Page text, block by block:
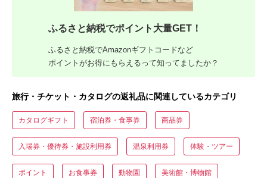
ふるさと納税でポイント大量GET！
ふるさと納税でAmazonギフトコードなど
ポイントがお得にもらえるって知ってましたか？
旅行・チケット・カタログの返礼品に関連しているカテゴリ
カタログギフト 宿泊券・食事券 商品券
入場券・優待券・施設利用券 温泉利用券 体験・ツアー
ポイント お食事券 動物園 美術館・博物館